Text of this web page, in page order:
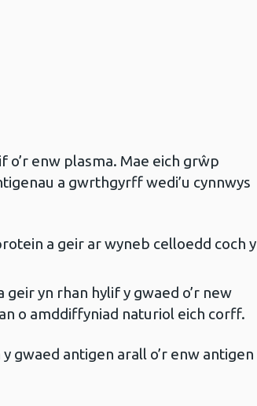
o’r enw plasma. Mae eich grŵp
a gwrthgyrff wedi’u cynnwys
a geir ar wyneb celloedd coch y
yn rhan hylif y gwaed o’r new
o amddiffyniad naturiol eich corff.
gwaed antigen arall o’r enw antigen